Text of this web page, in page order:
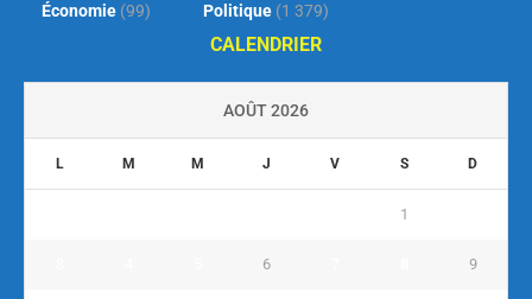
Économie (99)
Politique(1 379)
CALENDRIER
AOÛT 2026
L M M J V S D
1
6 9